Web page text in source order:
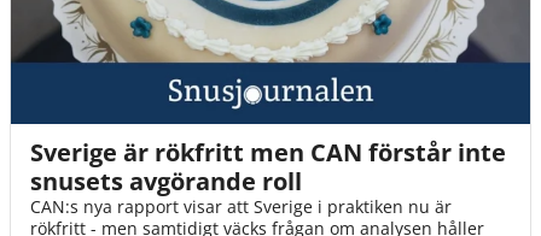
Sverige är rökfritt men CAN förstår inte
snusets avgörande roll
CAN:s nya rapport visar att Sverige i praktiken nu är
rökfritt - men samtidigt väcks frågan om analysen håller